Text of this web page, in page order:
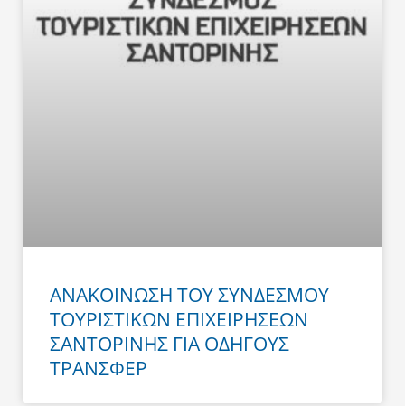
ΑΝΑΚΟΙΝΩΣΗ ΤΟΥ ΣΥΝΔΕΣΜΟΥ
ΤΟΥΡΙΣΤΙΚΩΝ ΕΠΙΧΕΙΡΗΣΕΩΝ
ΣΑΝΤΟΡΙΝΗΣ ΓΙΑ ΟΔΗΓΟΥΣ
ΤΡΑΝΣΦΕΡ